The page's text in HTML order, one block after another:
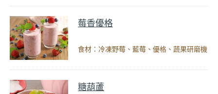
莓香優格
食材：冷凍野莓、藍莓、優格、蔬果研磨機
糖葫蘆